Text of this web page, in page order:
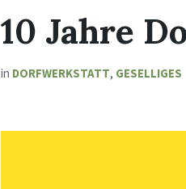
10 Jahre
in DORFWERKSTATT, GESELLIGES